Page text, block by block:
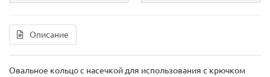
Описание
Овальное кольцо с насечкой для использования с крючком